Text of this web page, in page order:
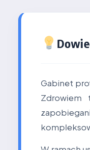
Gabinet
Zdrowiem